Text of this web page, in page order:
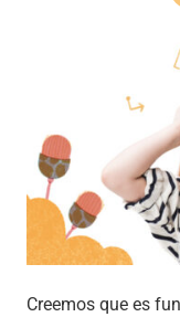
Creemos que es